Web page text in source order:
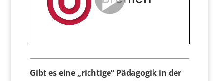
Gibt es eine „richtige“ Pädagogik in der